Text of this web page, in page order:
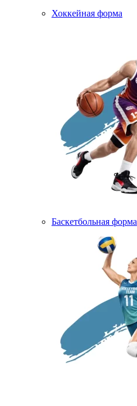
Хоккейная форма
Баскетбольная форма